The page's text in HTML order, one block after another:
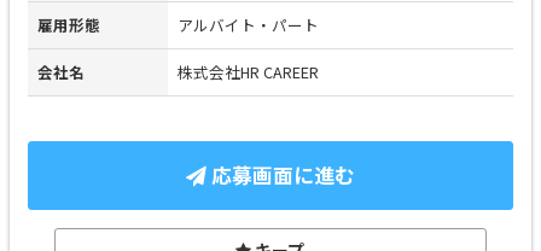
雇用形態 アルバイト・パート
会社名 株式会社HR CAREER
応募画面に進む